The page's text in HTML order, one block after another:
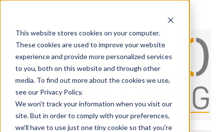
This website stores cookies on your computer.
These cookies are used to improve your website
experience and provide more personalized services
to you, both on this website and through other
media. To find out more about the cookies we use,
see our Privacy Policy.
We won't track your information when you visit our
site. But in order to comply with your preferences,
we'll have to use just one tiny cookie so that you're